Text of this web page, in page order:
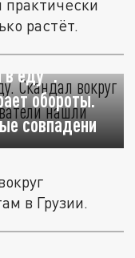
растёт.
в еду".
обороты.
совпадени
в Грузии.